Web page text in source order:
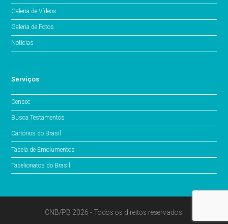
Galeria de Vídeos
Galeria de Fotos
Notícias
Serviços
Censec
Busca Testamentos
Cartórios do Brasil
Tabela de Emolumentos
Tabelionatos do Brasil
CNB/PB 2026 - Todos os direitos reservados.